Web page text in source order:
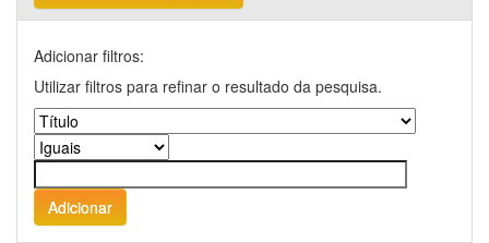
Adicionar filtros:
Utilizar filtros para refinar o resultado da pesquisa.